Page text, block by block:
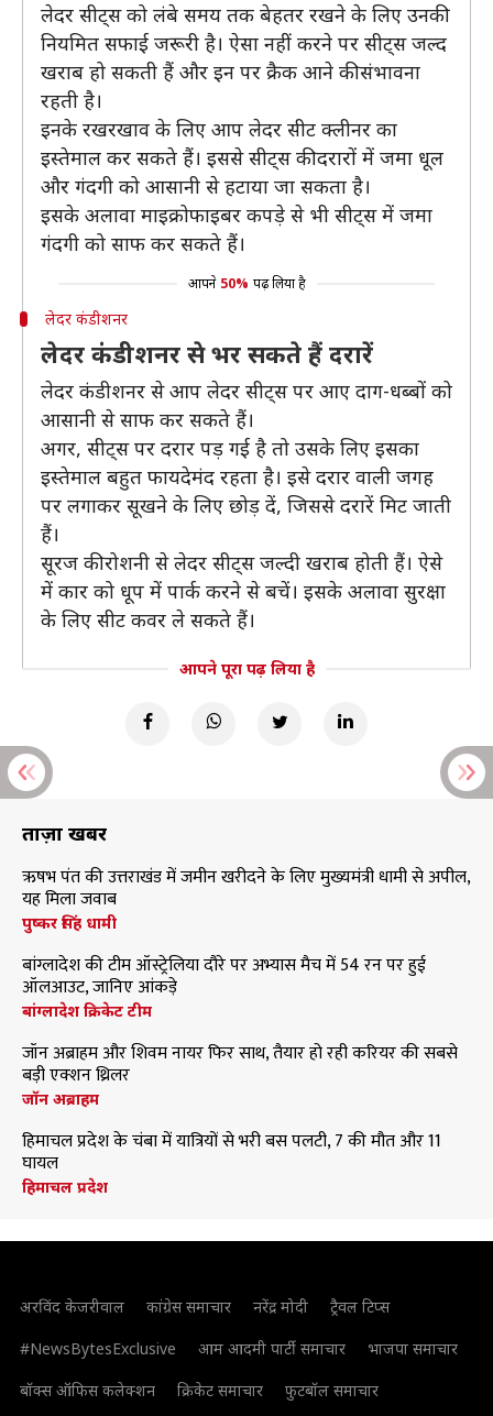
लेदर सीट्स को लंबे समय तक बेहतर रखने के लिए उनकी
नियमित सफाई जरूरी है। ऐसा नहीं करने पर सीट्स जल्द
खराब हो सकती हैं और इन पर क्रैक आने की संभावना
रहती है।
इनके रखरखाव के लिए आप लेदर सीट क्लीनर का
इस्तेमाल कर सकते हैं। इससे सीट्स की दरारों में जमा धूल
और गंदगी को आसानी से हटाया जा सकता है।
इसके अलावा माइक्रोफाइबर कपड़े से भी सीट्स में जमा
गंदगी को साफ कर सकते हैं।
आपने 50% पढ़ लिया है
लेदर कंडीशनर
लेदर कंडीशनर से भर सकते हैं दरारें
लेदर कंडीशनर से आप लेदर सीट्स पर आए दाग-धब्बों को
आसानी से साफ कर सकते हैं।
अगर, सीट्स पर दरार पड़ गई है तो उसके लिए इसका
इस्तेमाल बहुत फायदेमंद रहता है। इसे दरार वाली जगह
पर लगाकर सूखने के लिए छोड़ दें, जिससे दरारें मिट जाती
हैं।
सूरज की रोशनी से लेदर सीट्स जल्दी खराब होती हैं। ऐसे
में कार को धूप में पार्क करने से बचें। इसके अलावा सुरक्षा
के लिए सीट कवर ले सकते हैं।
आपने पूरा पढ़ लिया है
ताज़ा खबरें
ऋषभ पंत की उत्तराखंड में जमीन खरीदने के लिए मुख्यमंत्री धामी से अपील,
यह मिला जवाब
पुष्कर सिंह धामी
बांग्लादेश की टीम ऑस्ट्रेलिया दौरे पर अभ्यास मैच में 54 रन पर हुई
ऑलआउट, जानिए आंकड़े
बांग्लादेश क्रिकेट टीम
जॉन अब्राहम और शिवम नायर फिर साथ, तैयार हो रही करियर की सबसे
बड़ी एक्शन थ्रिलर
जॉन अब्राहम
हिमाचल प्रदेश के चंबा में यात्रियों से भरी बस पलटी, 7 की मौत और 11
घायल
हिमाचल प्रदेश
अरविंद केजरीवाल कांग्रेस समाचार नरेंद्र मोदी
ट्रैवल टिप्स
#NewsBytesExclusive
आम आदमी पार्टी समाचार
भाजपा समाचार
बॉक्स ऑफिस कलेक्शन
क्रिकेट समाचार फुटबॉल समाचार